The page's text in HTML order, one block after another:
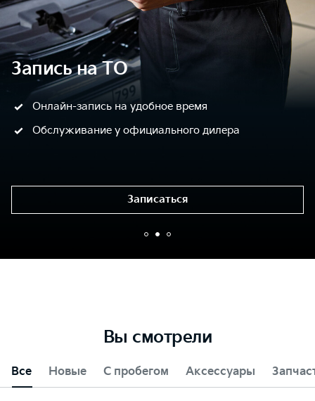
Запись на ТО
Онлайн-запись на удобное время
Обслуживание у официального дилера
Записаться
Вы смотрели
Все Новые С пробегом Аксессуары